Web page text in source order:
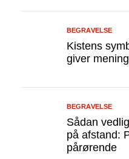
Kistens
giver
BEGRAVELSE
Sådan
på afstand:
pårørende
BEGRAVELSE